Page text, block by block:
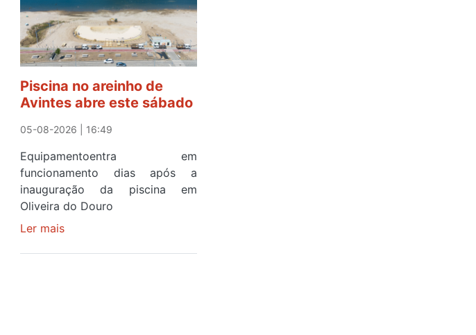
Piscina no areinho de
Avintes abre este sábado
05-08-2026 | 16:49
Equipamentoentra em
funcionamento dias após a
inauguração da piscina em
Oliveira do Douro
Ler maissobre